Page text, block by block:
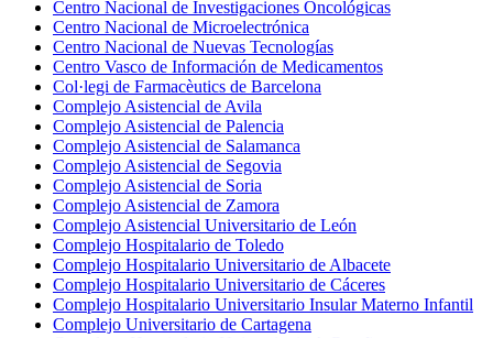
Centro Nacional de Investigaciones Oncológicas
Centro Nacional de Microelectrónica
Centro Nacional de Nuevas Tecnologías
Centro Vasco de Información de Medicamentos
Col·legi de Farmacèutics de Barcelona
Complejo Asistencial de Avila
Complejo Asistencial de Palencia
Complejo Asistencial de Salamanca
Complejo Asistencial de Segovia
Complejo Asistencial de Soria
Complejo Asistencial de Zamora
Complejo Asistencial Universitario de León
Complejo Hospitalario de Toledo
Complejo Hospitalario Universitario de Albacete
Complejo Hospitalario Universitario de Cáceres
Complejo Hospitalario Universitario Insular Materno Infantil
Complejo Universitario de Cartagena